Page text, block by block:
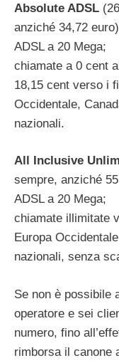
Absolute ADSL
anziché 34,72 euro)
ADSL a 20 Mega;
chiamate a 0 cent
18,15 cent verso i
Occidentale,
nazionali.
All Inclusive
sempre, anziché
ADSL a 20 Mega;
chiamate illimitate
Europa
nazionali, senza
Se non è possibile
operatore e sei
numero, fino
rimborsa il canone